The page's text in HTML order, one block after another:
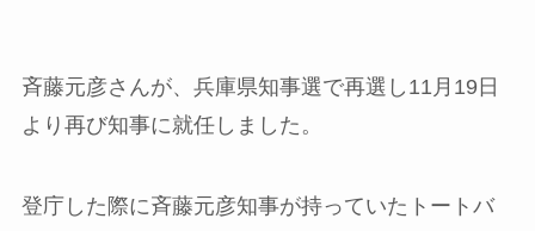
斉藤元彦さんが、兵庫県知事選で再選し11月19日
より再び知事に就任しました。
登庁した際に斉藤元彦知事が持っていたトートバ